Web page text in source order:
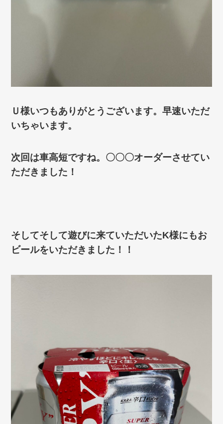
Ｕ様いつもありがとうございます。早速いただ
いちゃいます。
次回は車高短ですね。〇〇〇オーダーさせてい
ただきました！
そしてそして遊びに来ていただいたK様にもお
ビールをいただきました！！